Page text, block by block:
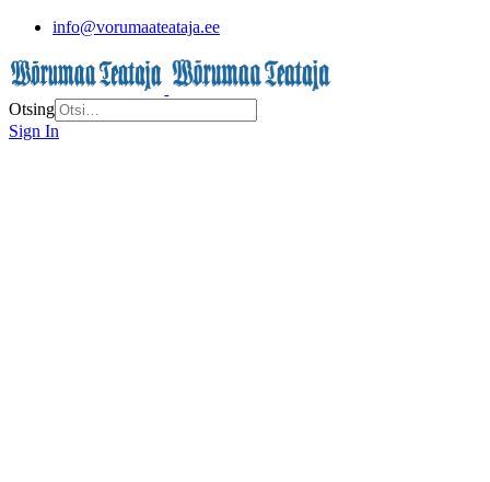
info@vorumaateataja.ee
Otsing
Sign In